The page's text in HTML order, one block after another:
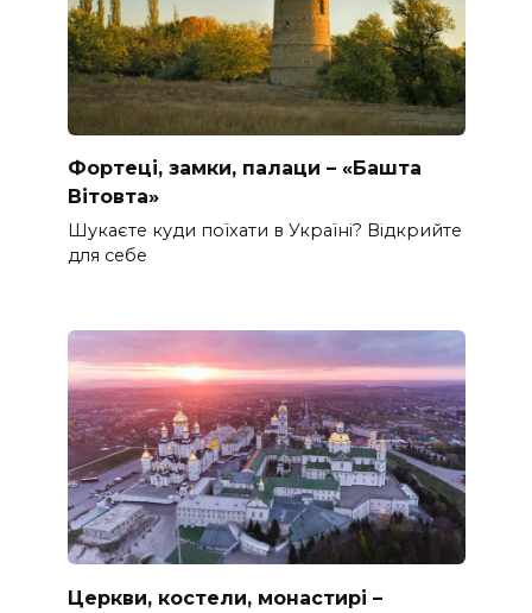
Фортеці, замки, палаци – «Башта
Вітовта»
Шукаєте куди поїхати в Україні? Відкрийте
для себе
Церкви, костели, монастирі –